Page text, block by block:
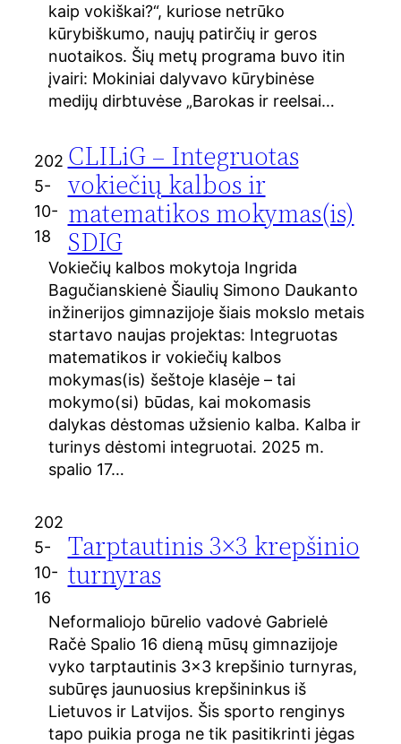
kaip vokiškai?“, kuriose netrūko
kūrybiškumo, naujų patirčių ir geros
nuotaikos. Šių metų programa buvo itin
įvairi: Mokiniai dalyvavo kūrybinėse
medijų dirbtuvėse „Barokas ir reelsai…
202
5-
10-
18
CLILiG – Integruotas
vokiečių kalbos ir
matematikos mokymas(is)
SDIG
Vokiečių kalbos mokytoja Ingrida
Bagučianskienė Šiaulių Simono Daukanto
inžinerijos gimnazijoje šiais mokslo metais
startavo naujas projektas: Integruotas
matematikos ir vokiečių kalbos
mokymas(is) šeštoje klasėje – tai
mokymo(si) būdas, kai mokomasis
dalykas dėstomas užsienio kalba. Kalba ir
turinys dėstomi integruotai. 2025 m.
spalio 17…
202
5-
10-
16
Tarptautinis 3×3 krepšinio
turnyras
Neformaliojo būrelio vadovė Gabrielė
Račė Spalio 16 dieną mūsų gimnazijoje
vyko tarptautinis 3×3 krepšinio turnyras,
subūręs jaunuosius krepšininkus iš
Lietuvos ir Latvijos. Šis sporto renginys
tapo puikia proga ne tik pasitikrinti jėgas